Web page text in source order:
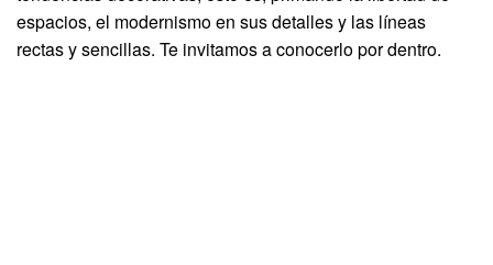
espacios, el modernismo en sus detalles y las líneas
rectas y sencillas. Te invitamos a conocerlo por dentro.